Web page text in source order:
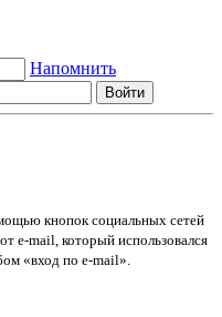
Напомнить
кнопок социальных сетей
e-mail, который использовался
«вход по e-mail».